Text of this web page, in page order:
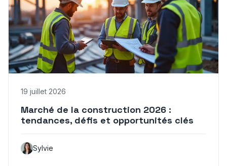
19 juillet 2026
Marché de la construction 2026 :
tendances, défis et opportunités clés
Sylvie